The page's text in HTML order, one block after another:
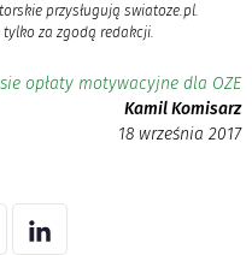
przysługują swiatoze.pl.
za zgodą redakcji.
opłaty motywacyjne dla OZE
Kamil Komisarz
18 września 2017